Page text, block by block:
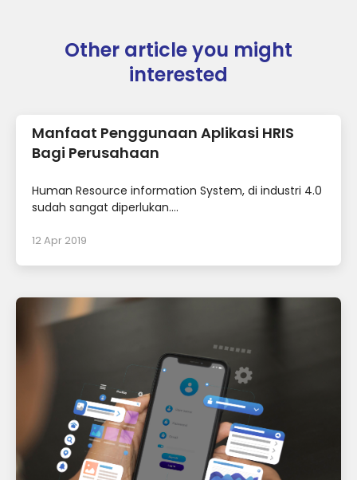
Other article you might
interested
Manfaat Penggunaan Aplikasi HRIS
Bagi Perusahaan
Human Resource information System, di industri 4.0
sudah sangat diperlukan....
12 Apr 2019